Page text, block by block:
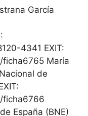
García
4341 EXIT:
María
de
ficha6766
España (BNE)